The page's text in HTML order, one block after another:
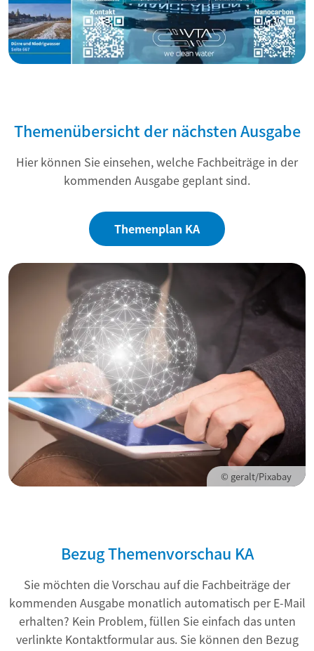
Themenübersicht der nächsten Ausgabe
Hier können Sie einsehen, welche Fachbeiträge in der
kommenden Ausgabe geplant sind.
Themenplan KA
© geralt/Pixabay
Bezug Themenvorschau KA
Sie möchten die Vorschau auf die Fachbeiträge der
kommenden Ausgabe monatlich automatisch per E-Mail
erhalten? Kein Problem, füllen Sie einfach das unten
verlinkte Kontaktformular aus. Sie können den Bezug